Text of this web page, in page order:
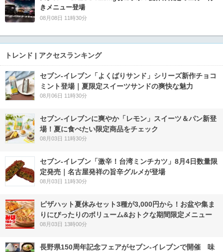
きメニュー登場
08月08日 11時30分
トレンド | アクセスランキング
セブン‐イレブン「よくばりサンド」シリーズ新作チョコ
ミント登場｜夏限定スイーツサンドの爽快な魅力
08月06日 11時30分
セブン‐イレブンに爽やか「レモン」スイーツ＆パン新登
場！夏に食べたい限定商品をチェック
08月03日 11時30分
セブン-イレブン「激辛！台湾ミンチカツ」8月4日数量限
定発売｜名古屋発祥の旨辛グルメが登場
08月03日 11時30分
ピザハット夏休みセット3種が3,000円から！お盆や集ま
りにぴったりのボリューム&おトクな期間限定メニュー
08月03日 13時00分
長野県150周年記念フェアがセブン-イレブンで開催 味